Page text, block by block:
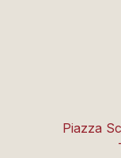
Piazza